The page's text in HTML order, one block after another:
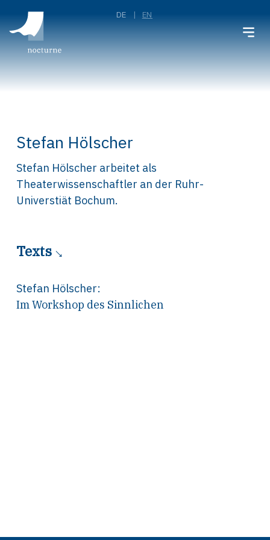
DE EN
Stefan Hölscher
Stefan Hölscher arbeitet als
Theaterwissenschaftler an der Ruhr-
Universtiät Bochum.
Texts
Stefan Hölscher:
Im Workshop des Sinnlichen